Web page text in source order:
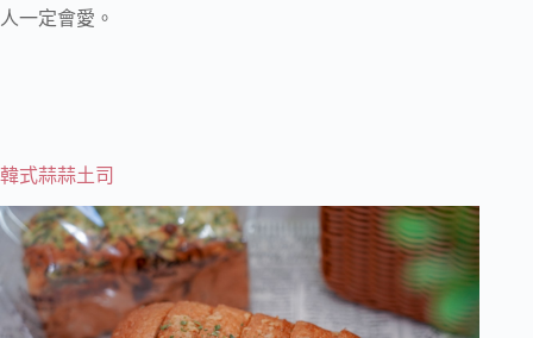
人一定會愛。
韓式蒜蒜土司